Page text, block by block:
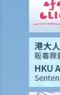
3. 如果我想將
意甚麼？
4. 如果我想把
「送樓契」？
5. 住宅物業買
6.「住宅」及
7. 買方可否申